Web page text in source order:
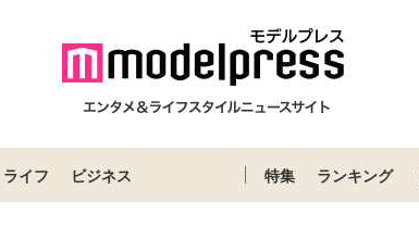
ライフ ビジネス 特集 ランキング